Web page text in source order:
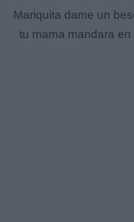
Mariquita dame un
tu mama mandara